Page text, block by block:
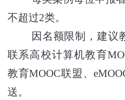
不超过2类。
因名额限制，建议
联系高校计算机教育
教育MOOC联盟、eM
送。